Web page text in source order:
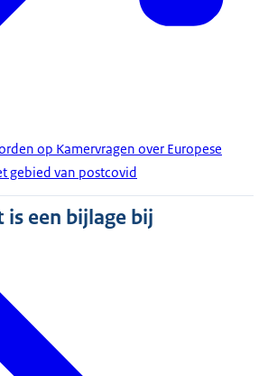
op Kamervragen over Europese
gebied van postcovid
een bijlage bij